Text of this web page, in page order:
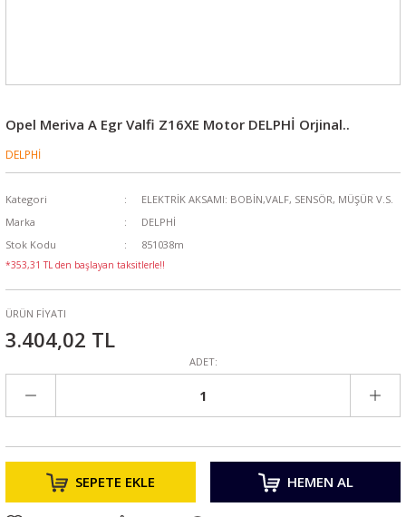
Opel Meriva A Egr Valfi Z16XE Motor DELPHİ Orjinal..
DELPHİ
Kategori
ELEKTRİK AKSAMI: BOBİN,VALF, SENSÖR, MÜŞÜR V.S.
Marka
DELPHİ
Stok Kodu
851038m
*353,31 TL den başlayan taksitlerle!!
ÜRÜN FİYATI
3.404,02 TL
ADET:
SEPETE EKLE HEMEN AL